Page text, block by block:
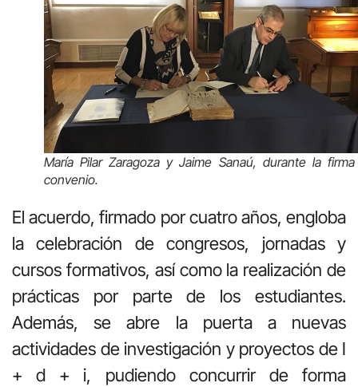
María Pilar Zaragoza y Jaime Sanaú, durante la
convenio.
El acuerdo, firmado por cuatro años, engloba
la celebración de congresos, jornadas y
cursos formativos, así como la realización de
prácticas por parte de los estudiantes.
Además, se abre la puerta a nuevas
actividades de investigación y proyectos de I
+ d + i, pudiendo concurrir de forma